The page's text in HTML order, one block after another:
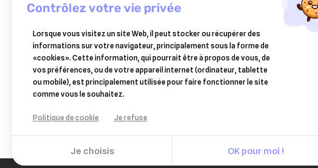
GREEN
cremassyl
greenpex
1l
62,61 €
Ajouter au panier
contrôlez votre vie privée
Lorsque vous visitez un site Web, il peut stocker ou récupérer des
informations sur votre navigateur, principalement sous la forme de
«cookies». Cette information, qui pourrait être à propos de vous, de
vos préférences, ou de votre appareil internet (ordinateur, tablette
ou mobile), est principalement utilisée pour faire fonctionner le site
comme vous le souhaitez.
Politique de cookie Je refuse
Je choisis OK pour moi !